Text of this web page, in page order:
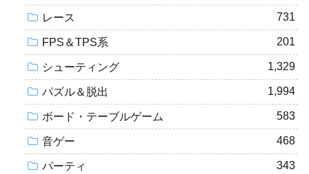
レース 731
FPS＆TPS系 201
シューティング 1,329
パズル＆脱出 1,994
ボード・テーブルゲーム 583
音ゲー 468
パーティ 343